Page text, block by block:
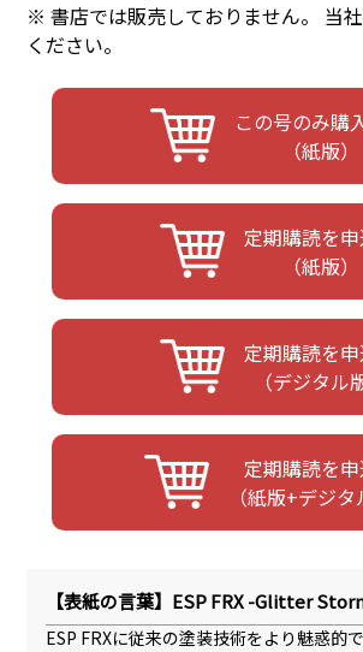
※ 書店では販売しておりません。 当
ください。
この号のみ購
（紙版）
定期購読を
（紙版）
定期購読を
（デジタル
定期購読を
（紙版+デジタ
【表紙の言葉】ESP FRX -Glitter
ESP FRXに従来の塗装技術をより魅惑的